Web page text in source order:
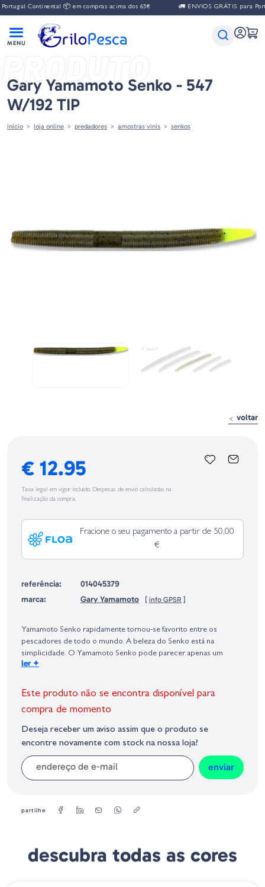
Continental 📦 em compras acima dos 65€ 🚛 ENVIOS GRÁTIS para Portugal
PRODUTO
Gary Yamamoto Senko - 547
W/192 TIP
início loja online predadores amostras vinis senkos
voltar
€ 12.95
Taxa legal em vigor incluído. Despesas de envio calculadas na
finalização da compra.
Fracione o seu pagamento a partir de 50,00
€
referência:
014045379
marca:
Gary Yamamoto [ info GPSR ]
Geral sobre a Segurança dos Produtos (GPSR):
Yamamoto Senko rapidamente tornou-se favorito entre os
pescadores de todo o mundo. A beleza do Senko está na
simplicidade. O Yamamoto Senko pode parecer apenas um
verme plástico grosso e redondo, mas a taxa de queda criada a
peixes loucos.
ler +
Este produto não se encontra disponível para
compra de momento
Deseja receber um aviso assim que o produto se
encontre novamente com stock na nossa loja?
enviar
partilhe
descubra todas as cores